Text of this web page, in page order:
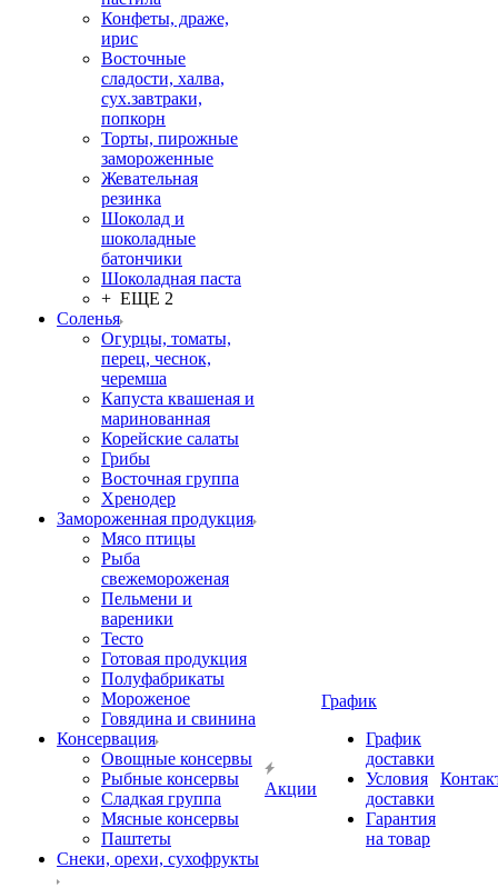
Конфеты, драже,
ирис
Восточные
сладости, халва,
сух.завтраки,
попкорн
Торты, пирожные
замороженные
Жевательная
резинка
Шоколад и
шоколадные
батончики
Шоколадная паста
+ ЕЩЕ 2
Соленья
Огурцы, томаты,
перец, чеснок,
черемша
Капуста квашеная и
маринованная
Корейские салаты
Грибы
Восточная группа
Хренодер
Замороженная продукция
Мясо птицы
Рыба
свежемороженая
Пельмени и
вареники
Тесто
Готовая продукция
Полуфабрикаты
Мороженое
Говядина и свинина
Консервация
Овощные консервы
Рыбные консервы
Сладкая группа
Мясные консервы
Паштеты
Снеки, орехи, сухофрукты
Акции
График
График
доставки
Условия
доставки
Гарантия
на товар